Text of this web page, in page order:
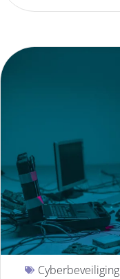
Cyberbeveiliging